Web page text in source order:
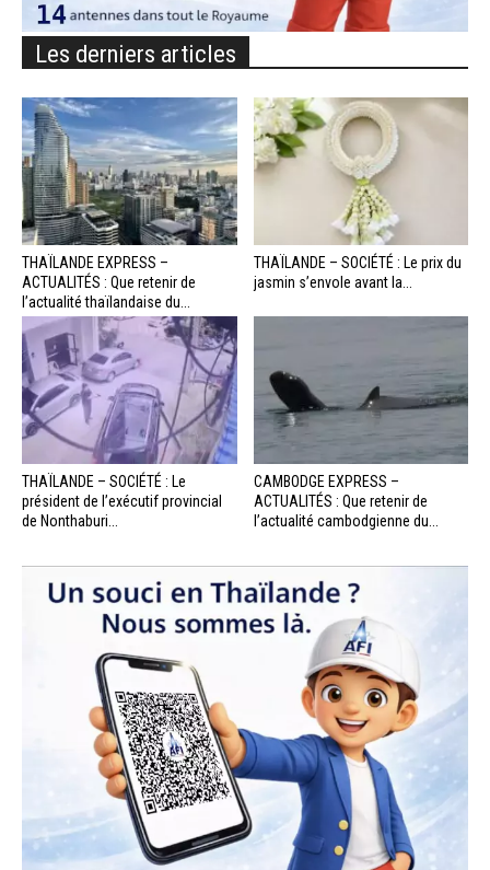
Les derniers articles
THAÏLANDE EXPRESS –
ACTUALITÉS : Que retenir de
l’actualité thaïlandaise du...
THAÏLANDE – SOCIÉTÉ : Le prix du
jasmin s’envole avant la...
THAÏLANDE – SOCIÉTÉ : Le
président de l’exécutif provincial
de Nonthaburi...
CAMBODGE EXPRESS –
ACTUALITÉS : Que retenir de
l’actualité cambodgienne du...